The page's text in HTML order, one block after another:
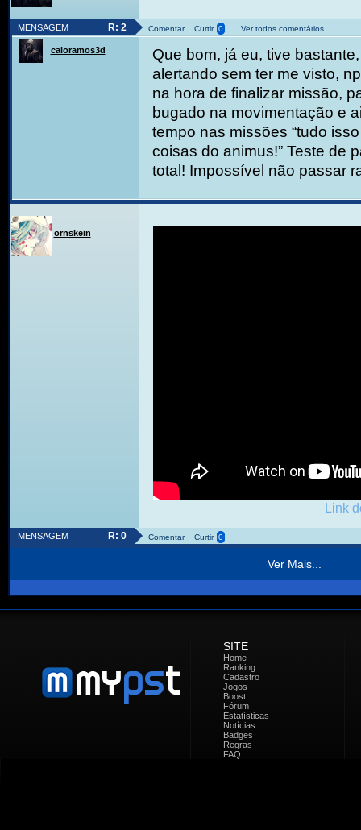
MENSAGEM R: 2 Comentar Curtir 0 Ver todos comentários
caioramos3d
Que bom, já eu, tive
alertando sem ter me visto,
na hora de finalizar missão,
bugado na movimentação e
tempo nas missões “tudo
coisas do animus!” Teste de
total! Impossível não passar
ornskein
Link
MENSAGEM R: 0 Comentar Curtir 0
Ver Mais...
SITE
Home
Ranking
Cadastro
Jogos
Boost
Fórum
Estatísticas
Notícias
Badges
Regras
FAQ